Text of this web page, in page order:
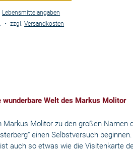
Lebensmittelangaben
・zzgl.Versandkosten
Welt des Markus Molitor
Molitor zu den großen Namen
einen Selbstversuch
auch so etwas wie die Visitenkarte